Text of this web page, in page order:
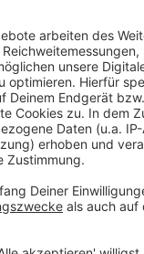
Programm auf
bekommen und
bekommen
und Ticketinfos